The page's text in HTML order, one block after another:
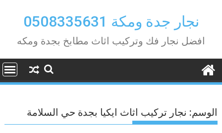
contentنجار جدة ومكة 0508335631
افضل نجار فك وتركيب اثاث مطابخ بجدة ومكه
الوسم: نجار تركيب اثاث ايكيا بجدة حي السلامة